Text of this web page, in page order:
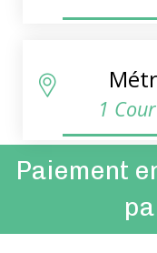
1
Paiement